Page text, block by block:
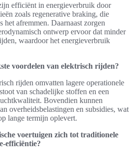
efficiënt in energieverbruik door
zoals regenerative braking, die
het afremmen. Daarnaast zorgen
ontwerp ervoor dat minder
waardoor het energieverbruik
voordelen van elektrisch rijden?
rijden omvatten lagere operationele
van schadelijke stoffen en een
Bovendien kunnen
overheidsbelastingen en subsidies, wat
lange termijn oplevert.
voertuigen zich tot traditionele
efficiëntie?